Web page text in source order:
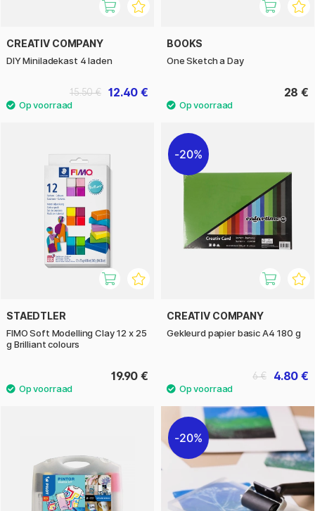
CREATIV COMPANY
DIY Miniladekast 4 laden
12.40 €
15.50 €
BOOKS
One Sketch a Day
28 €
STAEDTLER
FIMO Soft Modelling Clay 12 x 25
g Brilliant colours
19.90 €
20%
CREATIV COMPANY
Gekleurd papier basic A4 180 g
4.80 €
6 €
20%